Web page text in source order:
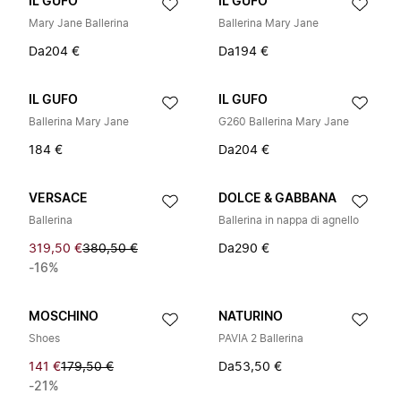
Mary Jane Ballerina
Da204 €
Ballerina Mary Jane
Da194 €
IL GUFO
Ballerina Mary Jane
184 €
IL GUFO
G260 Ballerina Mary Jane
Da204 €
VERSACE
Ballerina
319,50 €380,50 €
-16%
DOLCE & GABBANA
Ballerina in nappa di agnello
Da290 €
MOSCHINO
Shoes
141 €179,50 €
-21%
NATURINO
PAVIA 2 Ballerina
Da53,50 €